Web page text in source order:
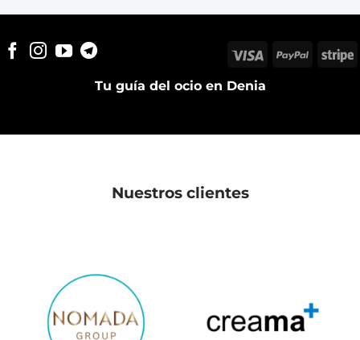
Tu guía del ocio en Denia
Visa PayPal
Nuestros clientes